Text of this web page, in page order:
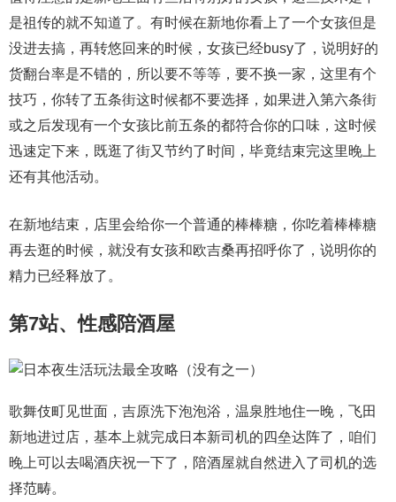
是祖传的就不知道了。有时候在新地你看上了一个女孩但是
没进去搞，再转悠回来的时候，女孩已经busy了，说明好的
货翻台率是不错的，所以要不等等，要不换一家，这里有个
技巧，你转了五条街这时候都不要选择，如果进入第六条街
或之后发现有一个女孩比前五条的都符合你的口味，这时候
迅速定下来，既逛了街又节约了时间，毕竟结束完这里晚上
还有其他活动。
在新地结束，店里会给你一个普通的棒棒糖，你吃着棒棒糖
再去逛的时候，就没有女孩和欧吉桑再招呼你了，说明你的
精力已经释放了。
第7站、性感陪酒屋
歌舞伎町见世面，吉原洗下泡泡浴，温泉胜地住一晚，飞田
新地进过店，基本上就完成日本新司机的四垒达阵了，咱们
晚上可以去喝酒庆祝一下了，陪酒屋就自然进入了司机的选
择范畴。